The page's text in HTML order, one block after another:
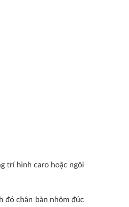
trí hình caro hoặc ngôi
đó chân bàn nhôm đúc